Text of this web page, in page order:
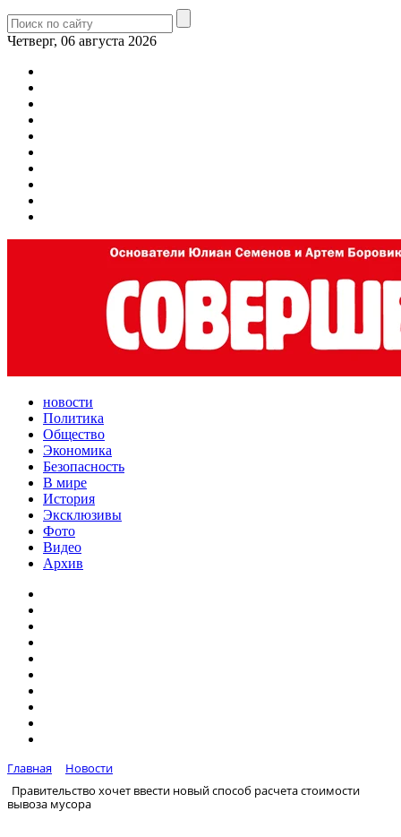
Четверг, 06 августа 2026
новости
Политика
Общество
Экономика
Безопасность
В мире
История
Эксклюзивы
Фото
Видео
Архив
Главная
Новости
Правительство хочет ввести новый способ расчета стоимости
вывоза мусора